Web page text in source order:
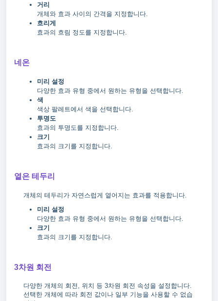
거리
개체와 효과 사이의 간격을 지정합니다.
흐리게
효과의 흐림 정도를 지정합니다.
네온
미리 설정
다양한 효과 유형 중에서 원하는 유형을 선택합니다.
색
색상 팔레트에서 색을 선택합니다.
투명도
효과의 투명도를 지정합니다.
크기
효과의 크기를 지정합니다.
옅은 테두리
개체의 테두리가 자연스럽게 옅어지는 효과를 적용합니다.
미리 설정
다양한 효과 유형 중에서 원하는 유형을 선택합니다.
크기
효과의 크기를 지정합니다.
3차원 회전
다양한 개체의 회전, 위치 등 3차원 회전 속성을 설정합니다.
선택한 개체에 따라 회전 값이나 일부 기능을 사용할 수 없습